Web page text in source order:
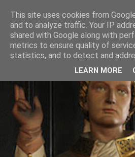
This site uses cookies from
and to analyze traffic. Your IP
shared with Google along with
metrics to ensure quality of
statistics, and to detect and
LEARN MORE